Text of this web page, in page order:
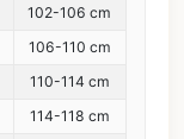
102-106 cm
106-110 cm
110-114 cm
114-118 cm